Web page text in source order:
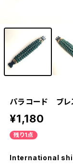
パラコード ブ
¥1,180
残り1点
International